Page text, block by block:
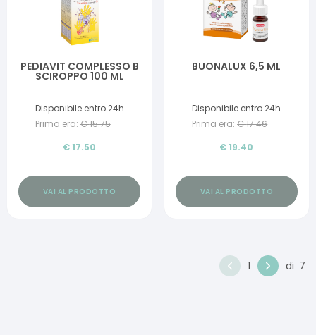
PEDIAVIT COMPLESSO B
SCIROPPO 100 ML
Disponibile entro 24h
Prima era: €15.75
€ 17.50
VAI AL PRODOTTO
BUONALUX 6,5 ML
Disponibile entro 24h
Prima era: €17.46
€ 19.40
VAI AL PRODOTTO
1 di 7